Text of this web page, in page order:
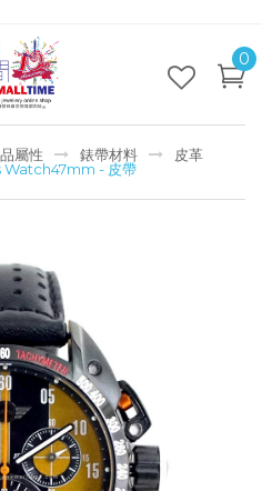
0
屬性 錶帶材料
皮革
Watch47mm - 皮帶